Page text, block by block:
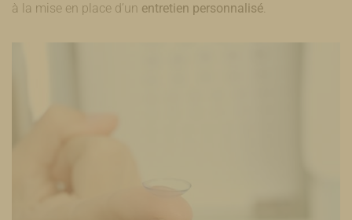
à la mise en place d’un entretien personnalisé.